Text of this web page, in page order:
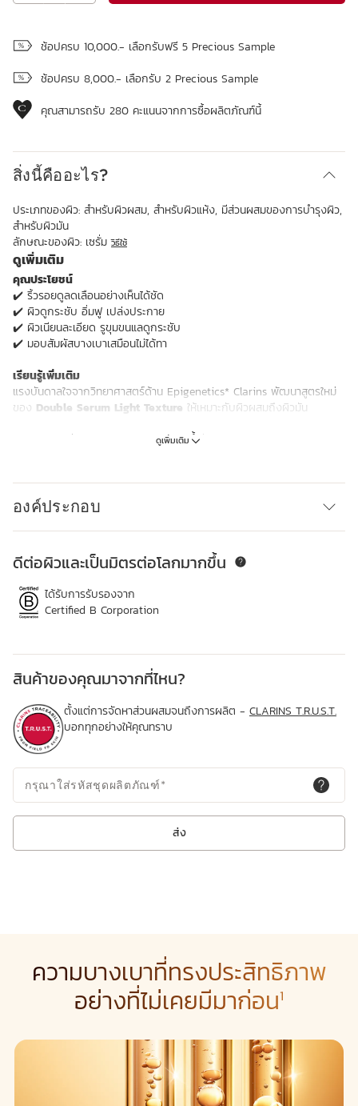
ช้อปครบ 10,000.- เลือกรับฟรี 5 Precious Sample
ช้อปครบ 8,000.- เลือกรับ 2 Precious Sample
คุณสามารถรับ 280 คะแนนจากการซื้อผลิตภัณฑ์นี้
สิ่งนี้คืออะไร?
ดูเพิ่มเติม
ประเภทของผิว: สำหรับผิวผสม, สำหรับผิวแห้ง, มีส่วนผสมของการบำรุงผิว,
สำหรับผิวมัน
ลักษณะของผิว: เซรั่มวิธีใช้
ดูเพิ่มเติม
คุณประโยชน์
✔️ ริ้วรอยดูลดเลือนอย่างเห็นได้ชัด
✔️ ผิวดูกระชับ อิ่มฟู เปล่งประกาย
✔️ ผิวเนียนละเอียด รูขุมขนแลดูกระชับ
✔️ มอบสัมผัสบางเบาเสมือนไม่ได้ทา
เรียนรู้เพิ่มเติม
แรงบันดาลใจจากวิทยาศาสตร์ด้าน Epigenetics* Clarins พัฒนาสูตรใหม่
ของ Double Serum Light Texture ให้เหมาะกับผิวผสมถึงผิวมัน
ด้วยเทคโนโลยี
Lightweight Tri-oil– น้ำมันจากธรรมชาติ 100% 3 ชนิด
ได้ทา
ผู้ที่มีอายุยังน้อย**
ผู้ที่อาศัยหรือเดินทางในภูมิอากาศร้อน
ไม่อุดตันรูขุมขน (Non-comedogenic)
ปรับระดับเพื่อให้ใช้ได้อย่างเหมาะสมและลดการใช้เกินความจำเป็น
* จากการทดสอบเปรียบเทียบทางประสาทสัมผัสกับ Double Serum รุ่น
ดั้งเดิม
** ยกเว้นเด็ก
*** สำหรับขนาด 50 มล.
นวัตกรรมจากพืชธรรมชาติ
หัวใจสำคัญของ Double Serum Light Texture คือการผสานพลังของส่วน
ผสม 27 ชนิด รวมถึงเทคโนโลยีEpi-ageing Defenceเพื่อส่งเสริม 5
ฟังก์ชันสำคัญของผิว พร้อมลดเลือนสัญญาณแห่งวัยได้อย่างมีประสิทธิภาพ
Giant Provençal reed extractพืชเฉพาะถิ่นจากฝรั่งเศสที่ Clarins
Epi-ageing
องค์ประกอบ
ข้ามไปยังเนื้อหา
ดีต่อผิวและเป็นมิตรต่อโลกมากขึ้น
ได้รับการรับรองจาก
Certified B Corporation
สินค้าของคุณมาจากที่ไหน?
ตั้งแต่การจัดหาส่วนผสมจนถึงการผลิต - CLARINS T.R.U.S.T.
บอกทุกอย่างให้คุณทราบ
กรุณาใส่รหัสชุดผลิตภัณฑ์*
ส่ง
ความบางเบาที่ทรงประสิทธิภาพ
อย่างที่ไม่เคยมีมาก่อน1